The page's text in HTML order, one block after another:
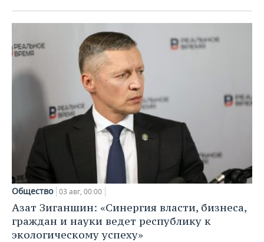
Общество 03 авг, 00:00
Азат Зиганшин: «Синергия власти, бизнеса,
граждан и науки ведет республику к
экологическому успеху»